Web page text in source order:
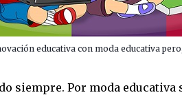
educativa con moda educativa
siempre. Por moda educativa